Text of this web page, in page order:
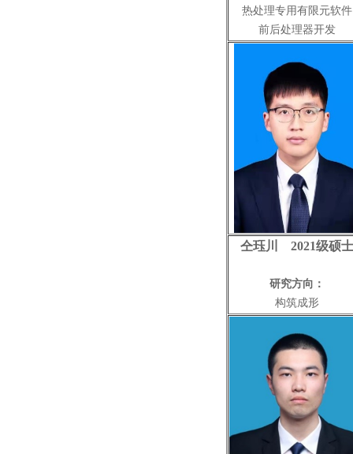
热处理专用有限元软件
前后处理器开发
仝珏川 2021级硕士
研究方向：
构筑成形